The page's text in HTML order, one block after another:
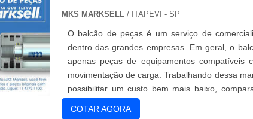
MKS MARKSELL/ ITAPEVI - SP
O balcão de peças é um serviço de
dentro das grandes empresas. Em geral, o
apenas peças de equipamentos
movimentação de carga. Trabalhando dessa
possibilitar um custo bem mais baixo,
porque com o balcão d....
COTAR AGORA